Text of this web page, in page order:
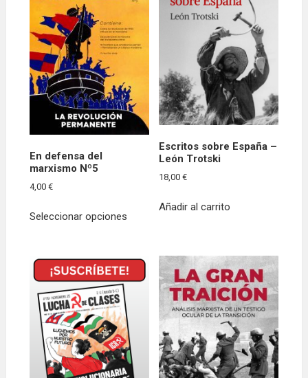
En defensa del
marxismo Nº5
4,00€
Seleccionar opciones
múltiples
variantes.
opciones
se
pueden
elegir
en
Escritos sobre España –
León Trotski
18,00€
Añadir al carrito